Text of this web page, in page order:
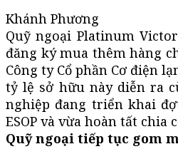
Khánh Phương
Quỹ ngoại Platinum
đăng ký mua thêm hàng
Công ty Cổ phần Cơ điện
tỷ lệ sở hữu này diễn ra
nghiệp đang triển khai
ESOP và vừa hoàn tất chia
Quỹ ngoại tiếp tục gom